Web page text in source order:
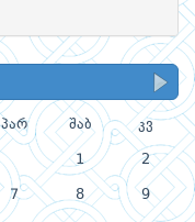
პარ შაბ კვ
1 2
7 8 9